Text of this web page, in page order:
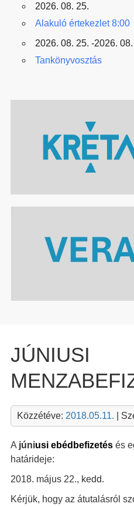
2026. 08. 25.
Alakuló értekezlet 8:00
2026. 08. 25. -2026.
Tankönyvosztás
JÚNIUSI
Közzétéve: 2018.05.11. |
A júniusi ebédbefizetésés
határideje:
2018. május 22., kedd.
Kérjük, hogy az átutalásról